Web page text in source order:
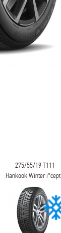
275/55/19 W111
Yokohama ADVAN
SPORT V105T